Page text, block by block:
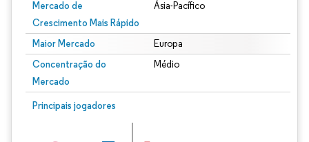
Mercado de
Crescimento Mais Rápido
Ásia-Pacífico
Maior Mercado Europa
Concentração do
Mercado
Médio
Principais jogadores
Imagem © Mordor Intelligence. O reuso requer atribuição conforme CC BY 4.0.